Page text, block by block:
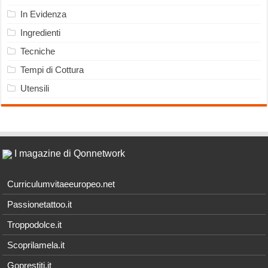
In Evidenza
Ingredienti
Tecniche
Tempi di Cottura
Utensili
I magazine di Qonnetwork
Curriculumvitaeeuropeo.net
Passionetattoo.it
Troppodolce.it
Scoprilamela.it
Goprestiti.it